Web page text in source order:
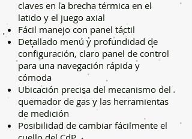
claves en la brecha térmica en el
latido y el juego axial
Fácil manejo con panel táctil
Detallado menú y profundidad de
configuración, claro panel de control
para una navegación rápida y
cómoda
Ubicación precisa del mecanismo del
quemador de gas y las herramientas
de medición
Posibilidad de cambiar fácilmente el